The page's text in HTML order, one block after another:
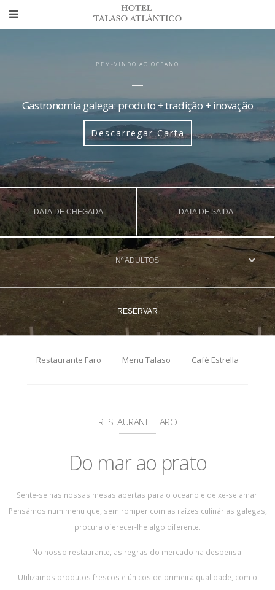
BEM-VINDO AO OCEANO
Gastronomia galega: produto + tradição + inovação
Descarregar Carta
Nº ADULTOS
RESERVAR
Restaurante Faro Menu Talaso Café Estrella
RESTAURANTE FARO
Do mar ao prato
Sente-se nas nossas mesas abertas para o oceano e deixe-se amar.
Pensámos num menu que, sem romper com as raízes culinárias galegas,
procura oferecer-lhe algo diferente.
No nosso restaurante, as regras do mercado na despensa.
Utilizamos produtos frescos e únicos de primeira qualidade, com o